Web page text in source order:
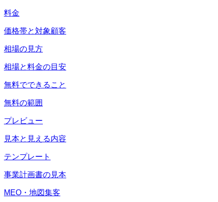
料金
価格帯と対象顧客
相場の見方
相場と料金の目安
無料でできること
無料の範囲
プレビュー
見本と見える内容
テンプレート
事業計画書の見本
MEO・地図集客